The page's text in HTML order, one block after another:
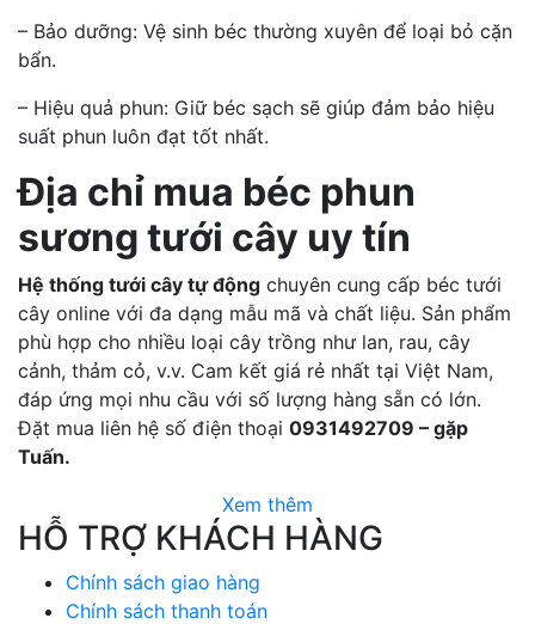
– Bảo dưỡng: Vệ sinh béc thường xuyên để loại bỏ cặn
bẩn.
– Hiệu quả phun: Giữ béc sạch sẽ giúp đảm bảo hiệu
suất phun luôn đạt tốt nhất.
Địa chỉ mua béc phun
sương tưới cây uy tín
Hệ thống tưới cây tự động chuyên cung cấp béc tưới
cây online với đa dạng mẫu mã và chất liệu. Sản phẩm
phù hợp cho nhiều loại cây trồng như lan, rau, cây
cảnh, thảm cỏ, v.v. Cam kết giá rẻ nhất tại Việt Nam,
đáp ứng mọi nhu cầu với số lượng hàng sẵn có lớn.
Đặt mua liên hệ số điện thoại 0931492709 – gặp
Tuấn.
Xem thêm
HỖ TRỢ KHÁCH HÀNG
Chính sách giao hàng
Chính sách thanh toán